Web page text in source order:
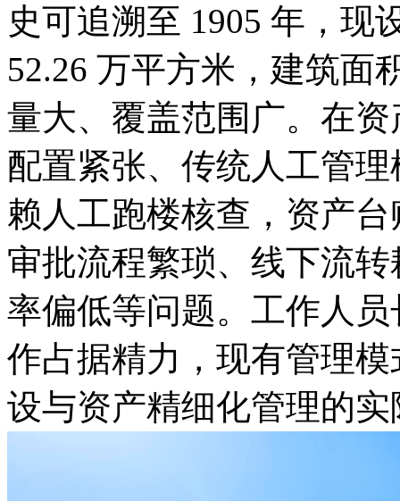
史可追溯至 1905 年，现
52.26 万平方米，建筑面
量大、覆盖范围广。在
配置紧张、传统人工管
赖人工跑楼核查，资产
审批流程繁琐、线下流
率偏低等问题。工作人
作占据精力，现有管理
设与资产精细化管理的